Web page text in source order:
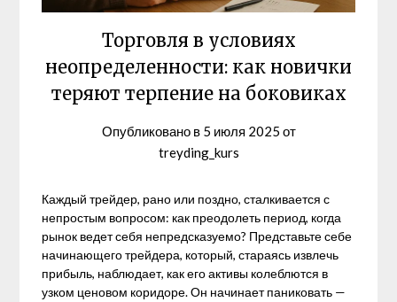
Торговля в условиях
неопределенности: как новички
теряют терпение на боковиках
Опубликовано в 5 июля 2025 от
treyding_kurs
Каждый трейдер, рано или поздно, сталкивается с
непростым вопросом: как преодолеть период, когда
рынок ведет себя непредсказуемо? Представьте себе
начинающего трейдера, который, стараясь извлечь
прибыль, наблюдает, как его активы колеблются в
узком ценовом коридоре. Он начинает паниковать —